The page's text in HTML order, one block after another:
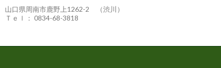
情
報
山口県周南市鹿野上1262-2 （渋川）
Ｔｅｌ： 0834-68-3818